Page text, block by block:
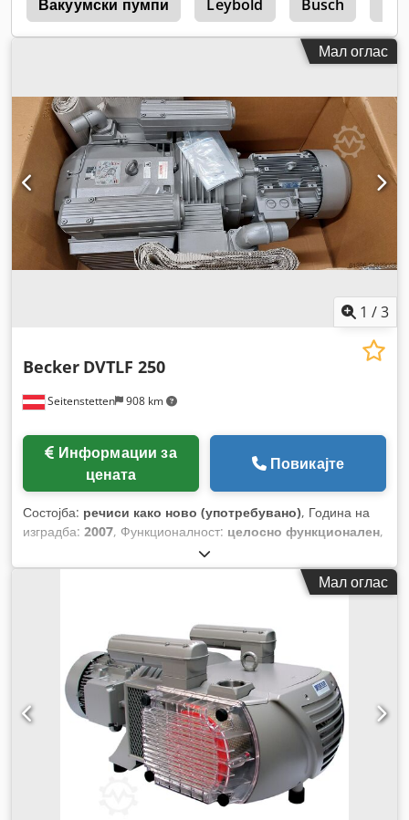
Вакуумски пумпи Leybold Busch
Мал оглас
1 /3
Seitenstetten 908 km
Becker DVTLF 250
цената
Повикајте
Состојба: речиси како ново (употребувано), Година на
изградба: 2007, Функционалност: целосно функционален,
A 2176121
Мал оглас